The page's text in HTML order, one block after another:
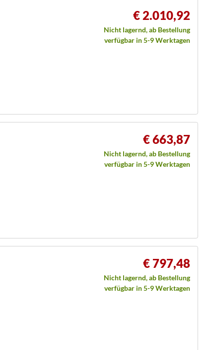
€ 2.010,92
Nicht lagernd, ab Bestellung
verfügbar in 5-9 Werktagen
€ 663,87
Nicht lagernd, ab Bestellung
verfügbar in 5-9 Werktagen
€ 797,48
Nicht lagernd, ab Bestellung
verfügbar in 5-9 Werktagen